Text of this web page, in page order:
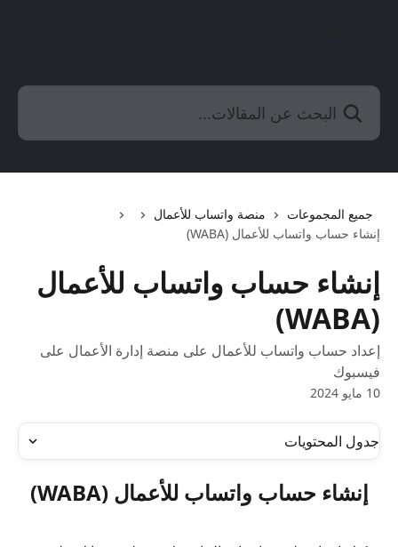
البحث عن المقالات...
جميع المجموعات
منصة واتساب للأعمال
إنشاء حساب واتساب للأعمال (WABA)
إنشاء حساب واتساب للأعمال
(WABA)
إعداد حساب واتساب للأعمال على منصة إدارة الأعمال على
فيسبوك
10 مايو 2024
جدول المحتويات
إنشاء حساب واتساب للأعمال (WABA)